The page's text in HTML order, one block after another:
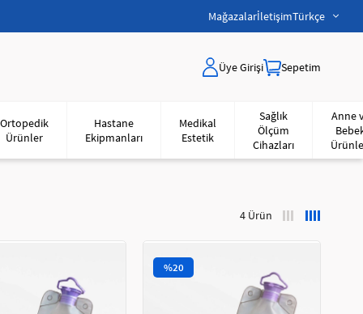
MağazalarİletişimTürkçe
Üye Girişi Sepetim
Ortopedik
Ürünler
Hastane
Ekipmanları
Medikal
Estetik
Sağlık
Ölçüm
Cihazları
Anne
4 Ürün
%20